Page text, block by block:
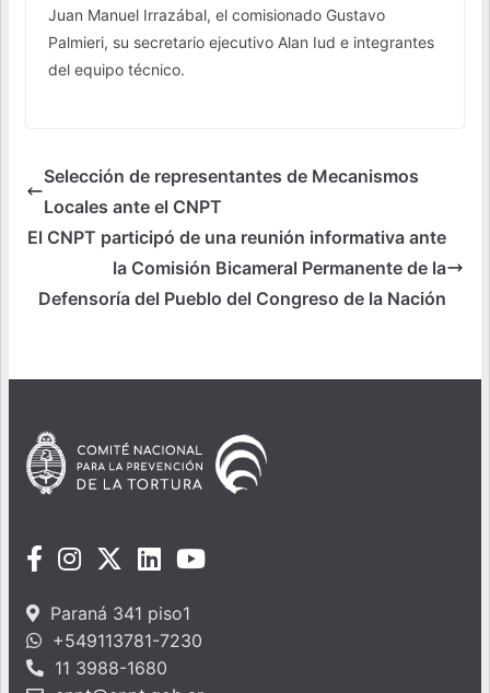
Juan Manuel Irrazábal, el comisionado Gustavo
Palmieri, su secretario ejecutivo Alan Iud e integrantes
del equipo técnico.
Selección de representantes de Mecanismos
Locales ante el CNPT
El CNPT participó de una reunión informativa ante
la Comisión Bicameral Permanente de la
Defensoría del Pueblo del Congreso de la Nación
Paraná 341 piso1
+549113781-7230
11 3988-1680